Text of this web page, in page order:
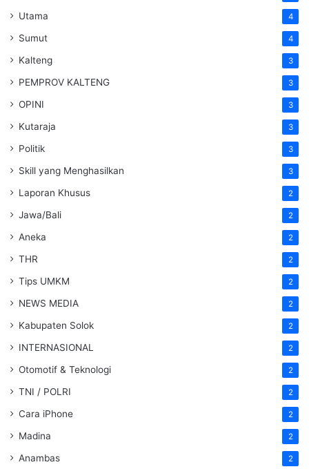
Utama 4
Sumut 4
Kalteng 3
PEMPROV KALTENG 3
OPINI 3
Kutaraja 3
Politik 3
Skill yang Menghasilkan 3
Laporan Khusus 2
Jawa/Bali 2
Aneka 2
THR 2
Tips UMKM 2
NEWS MEDIA 2
Kabupaten Solok 2
INTERNASIONAL 2
Otomotif & Teknologi 2
TNI / POLRI 2
Cara iPhone 2
Madina 2
Anambas 2